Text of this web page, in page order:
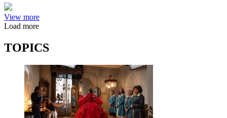
View more
Load more
TOPICS